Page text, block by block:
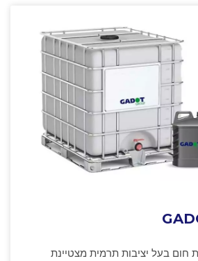
חום בעל יציבות תרמית מצטיינת